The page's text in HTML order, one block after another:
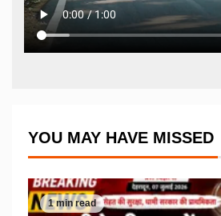
YOU MAY HAVE MISSED
1 min read